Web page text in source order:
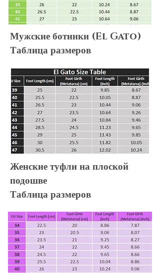
Мужские ботинки (El Gato)
Таблица размеров
Женские туфли на плоской
подошве
Таблица размеров